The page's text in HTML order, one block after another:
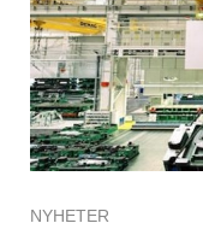
NYHETER